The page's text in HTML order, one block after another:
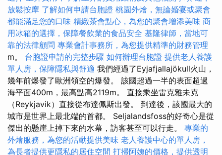
放鬆按摩 了解如何申請台胞證 桃園外燴，無論婚宴或聚會
都能滿足您的口味 精緻茶會點心，為您的聚會增添美味 商
用冰箱的選擇，保障餐飲業的食品安全 基隆律師，當地可
靠的法律顧問 專業會計事務所，為您提供精準的財務管理
m。 台胞證申請的完整步驟 如何辦理台胞證 提供老人養護
單人房，保障隱私與舒適 我們經過了Eyjafjallajökull火山，
幾年前爆發了歐洲領空的爆發。 該國超過一半的表面超過
海平面400m，最高點高2119m。 直接乘坐雷克雅未克
（Reykjavik）直接從布達佩斯出發。 到達後，該國最大的
城市是世界上最北端的首都。 Seljalandsfoss的好奇心是從
傑出的懸崖上掉下來的水幕，訪客甚至可以行走。 專業的
外燴服務，為您的活動提供美味 老人養護中心的單人房，
為長者提供更隱私的居住空間 打掃阿姨的價格，提供透明